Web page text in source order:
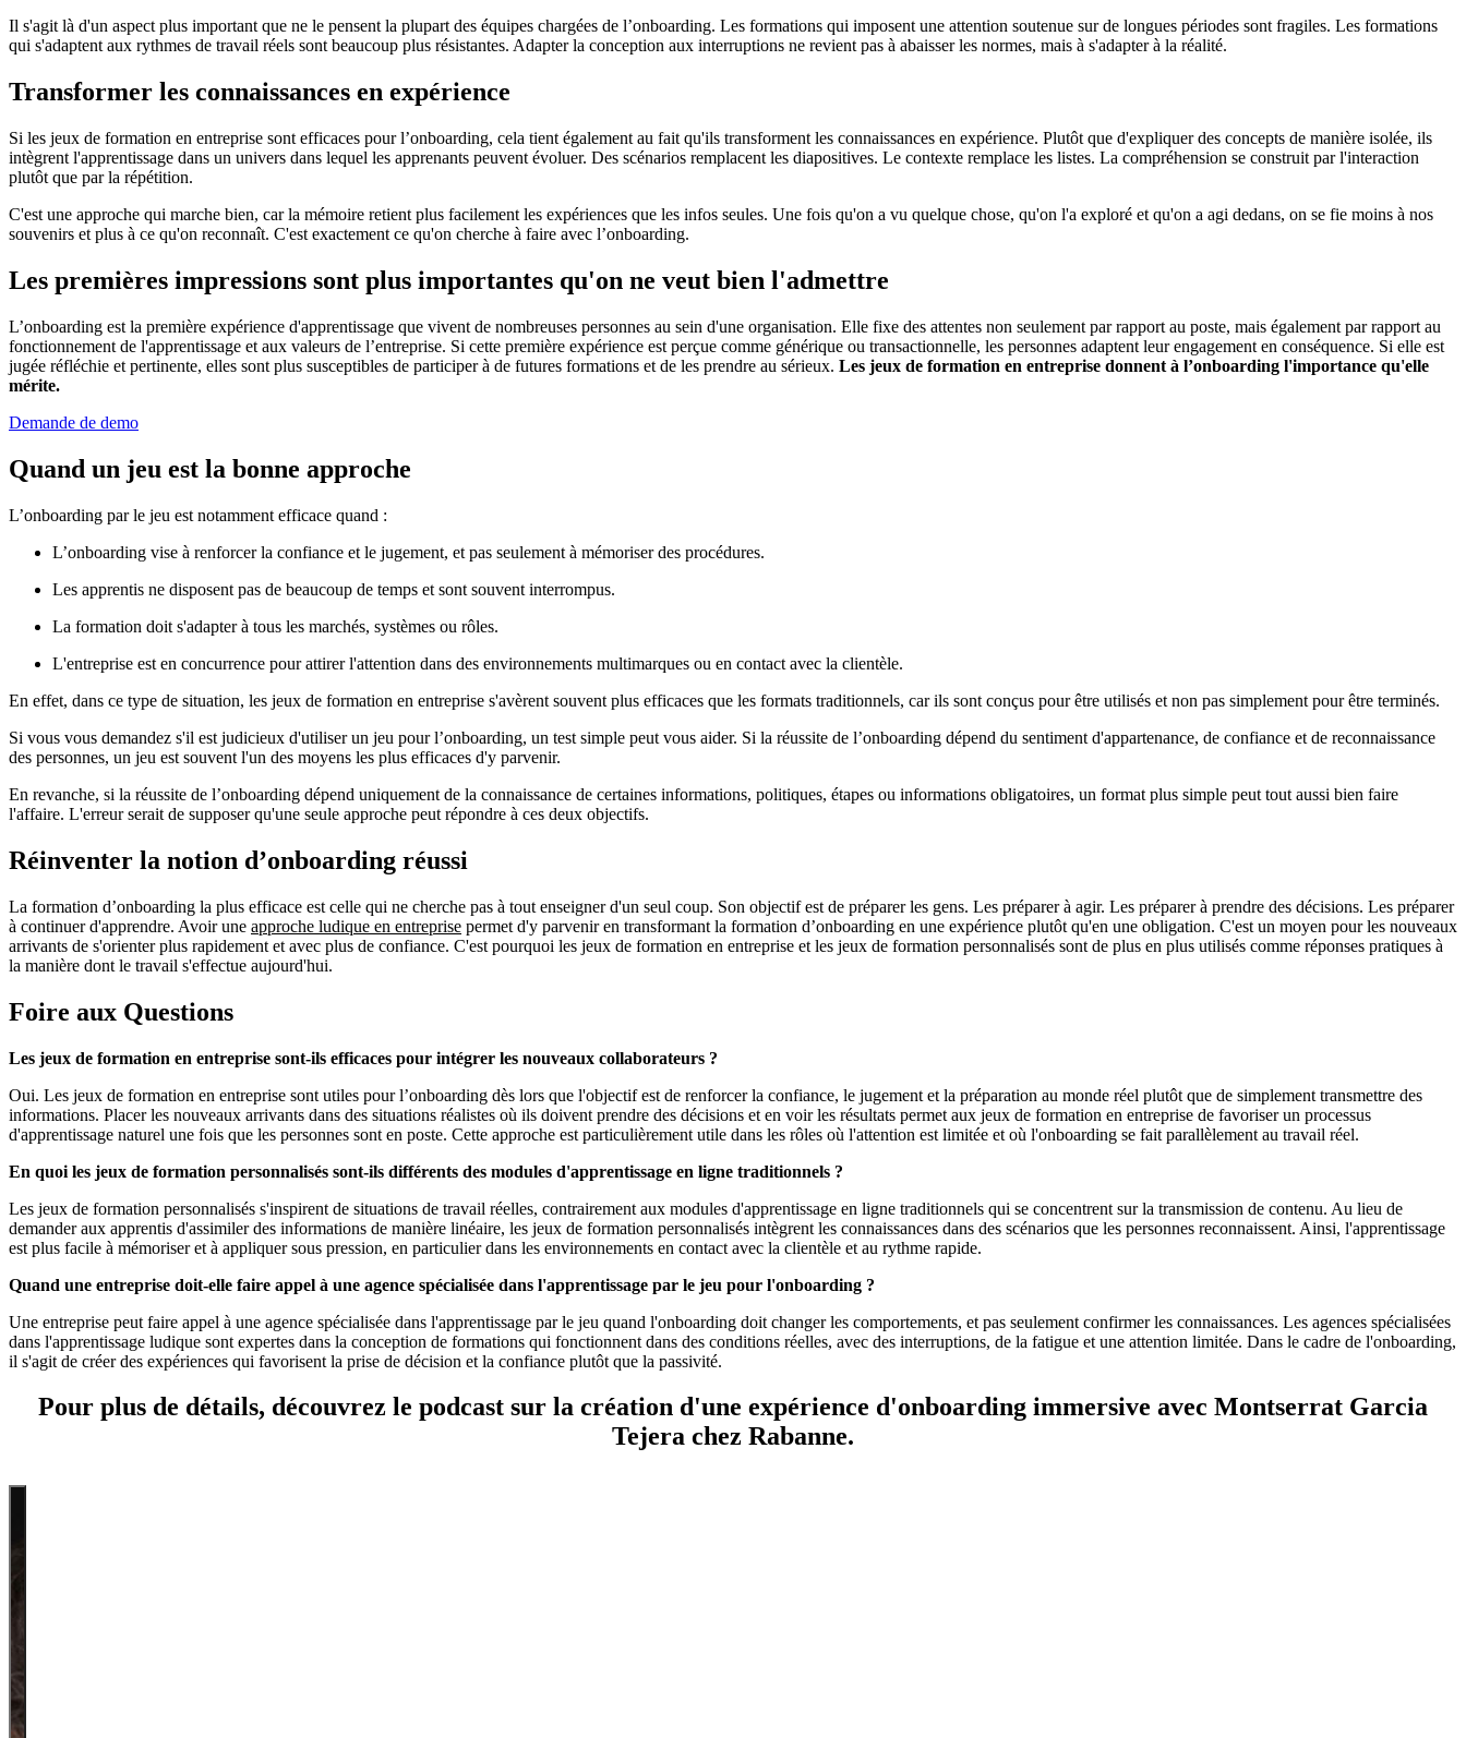
Il s'agit là d'un aspect plus important que ne le pensent la plupart des équipes chargées de l’onboarding. Les formations qui imposent une attention soutenue sur de longues périodes sont fragiles. Les formations
qui s'adaptent aux rythmes de travail réels sont beaucoup plus résistantes. Adapter la conception aux interruptions ne revient pas à abaisser les normes, mais à s'adapter à la réalité.
Transformer les connaissances en expérience
Si les jeux de formation en entreprise sont efficaces pour l’onboarding, cela tient également au fait qu'ils transforment les connaissances en expérience. Plutôt que d'expliquer des concepts de manière isolée, ils
intègrent l'apprentissage dans un univers dans lequel les apprenants peuvent évoluer. Des scénarios remplacent les diapositives. Le contexte remplace les listes. La compréhension se construit par l'interaction
plutôt que par la répétition.
C'est une approche qui marche bien, car la mémoire retient plus facilement les expériences que les infos seules. Une fois qu'on a vu quelque chose, qu'on l'a exploré et qu'on a agi dedans, on se fie moins à nos
souvenirs et plus à ce qu'on reconnaît. C'est exactement ce qu'on cherche à faire avec l’onboarding.
Les premières impressions sont plus importantes qu'on ne veut bien l'admettre
L’onboarding est la première expérience d'apprentissage que vivent de nombreuses personnes au sein d'une organisation. Elle fixe des attentes non seulement par rapport au poste, mais également par rapport au
fonctionnement de l'apprentissage et aux valeurs de l’entreprise. Si cette première expérience est perçue comme générique ou transactionnelle, les personnes adaptent leur engagement en conséquence. Si elle est
jugée réfléchie et pertinente, elles sont plus susceptibles de participer à de futures formations et de les prendre au sérieux. Les jeux de formation en entreprise donnent à l’onboarding l'importance qu'elle
mérite.
Demande de demo
Quand un jeu est la bonne approche
L’onboarding par le jeu est notamment efficace quand :
L’onboarding vise à renforcer la confiance et le jugement, et pas seulement à mémoriser des procédures.
Les apprentis ne disposent pas de beaucoup de temps et sont souvent interrompus.
La formation doit s'adapter à tous les marchés, systèmes ou rôles.
L'entreprise est en concurrence pour attirer l'attention dans des environnements multimarques ou en contact avec la clientèle.
En effet, dans ce type de situation, les jeux de formation en entreprise s'avèrent souvent plus efficaces que les formats traditionnels, car ils sont conçus pour être utilisés et non pas simplement pour être terminés.
Si vous vous demandez s'il est judicieux d'utiliser un jeu pour l’onboarding, un test simple peut vous aider. Si la réussite de l’onboarding dépend du sentiment d'appartenance, de confiance et de reconnaissance
des personnes, un jeu est souvent l'un des moyens les plus efficaces d'y parvenir.
En revanche, si la réussite de l’onboarding dépend uniquement de la connaissance de certaines informations, politiques, étapes ou informations obligatoires, un format plus simple peut tout aussi bien faire
l'affaire. L'erreur serait de supposer qu'une seule approche peut répondre à ces deux objectifs.
Réinventer la notion d’onboarding réussi
La formation d’onboarding la plus efficace est celle qui ne cherche pas à tout enseigner d'un seul coup. Son objectif est de préparer les gens. Les préparer à agir. Les préparer à prendre des décisions. Les préparer
à continuer d'apprendre. Avoir une approche ludique en entreprise permet d'y parvenir en transformant la formation d’onboarding en une expérience plutôt qu'en une obligation. C'est un moyen pour les nouveaux
arrivants de s'orienter plus rapidement et avec plus de confiance. C'est pourquoi les jeux de formation en entreprise et les jeux de formation personnalisés sont de plus en plus utilisés comme réponses pratiques à
la manière dont le travail s'effectue aujourd'hui.
Foire aux Questions
Les jeux de formation en entreprise sont-ils efficaces pour intégrer les nouveaux collaborateurs ?
Oui. Les jeux de formation en entreprise sont utiles pour l’onboarding dès lors que l'objectif est de renforcer la confiance, le jugement et la préparation au monde réel plutôt que de simplement transmettre des
informations. Placer les nouveaux arrivants dans des situations réalistes où ils doivent prendre des décisions et en voir les résultats permet aux jeux de formation en entreprise de favoriser un processus
d'apprentissage naturel une fois que les personnes sont en poste. Cette approche est particulièrement utile dans les rôles où l'attention est limitée et où l'onboarding se fait parallèlement au travail réel.
En quoi les jeux de formation personnalisés sont-ils différents des modules d'apprentissage en ligne traditionnels ?
Les jeux de formation personnalisés s'inspirent de situations de travail réelles, contrairement aux modules d'apprentissage en ligne traditionnels qui se concentrent sur la transmission de contenu. Au lieu de
demander aux apprentis d'assimiler des informations de manière linéaire, les jeux de formation personnalisés intègrent les connaissances dans des scénarios que les personnes reconnaissent. Ainsi, l'apprentissage
est plus facile à mémoriser et à appliquer sous pression, en particulier dans les environnements en contact avec la clientèle et au rythme rapide.
Quand une entreprise doit-elle faire appel à une agence spécialisée dans l'apprentissage par le jeu pour l'onboarding ?
Une entreprise peut faire appel à une agence spécialisée dans l'apprentissage par le jeu quand l'onboarding doit changer les comportements, et pas seulement confirmer les connaissances. Les agences spécialisées
dans l'apprentissage ludique sont expertes dans la conception de formations qui fonctionnent dans des conditions réelles, avec des interruptions, de la fatigue et une attention limitée. Dans le cadre de l'onboarding,
il s'agit de créer des expériences qui favorisent la prise de décision et la confiance plutôt que la passivité.
Pour plus de détails, découvrez le podcast sur la création d'une expérience d'onboarding immersive avec Montserrat Garcia
Tejera chez Rabanne.